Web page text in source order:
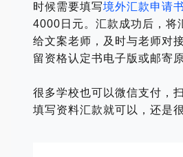
时候需要填写境外汇款申请书
4000日元。汇款成功后，将
给文案老师，及时与老师对
留资格认定书电子版或邮寄原
很多学校也可以微信支付，
填写资料汇款就可以，还是